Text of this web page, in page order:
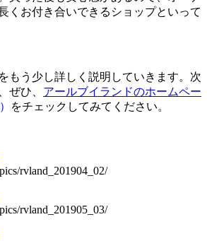
くお付き合いできるショップといって
もう少し詳しく説明していきます。次
ぜひ、 アールブイランドのホームペー
） をチェックしてみてください。
rvland_201904_02/
rvland_201905_03/